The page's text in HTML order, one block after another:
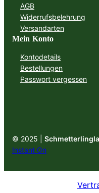
AGB
Widerrufsbelehrung
Versandarten
Mein Konto
Kontodetails
Bestellungen
Passwort vergessen
© 2025 |
Instant On